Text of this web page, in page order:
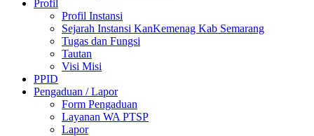
Profil
Profil Instansi
Sejarah Instansi KanKemenag Kab Semarang
Tugas dan Fungsi
Tautan
Visi Misi
PPID
Pengaduan / Lapor
Form Pengaduan
Layanan WA PTSP
Lapor